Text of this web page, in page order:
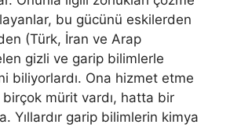
bu gücünü eskilerden
(Türk, İran ve Arap
gizli ve garip bilimlerle
biliyorlardı. Ona hizmet etme
mürit vardı, hatta bir
Yıllardır garip bilimlerin kimya